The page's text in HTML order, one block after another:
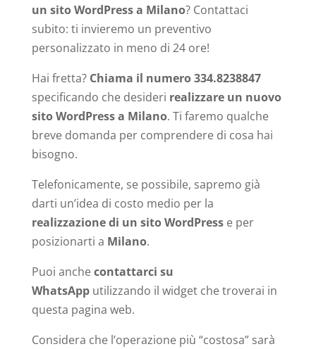
un sito WordPress a Milano? Contattaci
subito: ti invieremo un preventivo
personalizzato in meno di 24 ore!
Hai fretta? Chiama il numero 334.8238847
specificando che desideri realizzare un nuovo
sito WordPress a Milano. Ti faremo qualche
breve domanda per comprendere di cosa hai
bisogno.
Telefonicamente, se possibile, sapremo già
darti un’idea di costo medio per la
realizzazione di un sito WordPress e per
posizionarti a Milano.
Puoi anchecontattarci su
WhatsApputilizzando il widget che troverai in
questa pagina web.
Considera che l’operazione più “costosa” sarà